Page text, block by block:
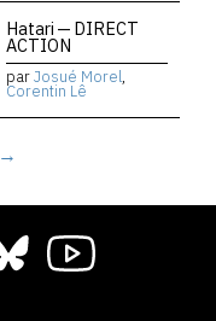
Hatari — DIRECT
ACTION
parJosué Morel,
Corentin Lê
→